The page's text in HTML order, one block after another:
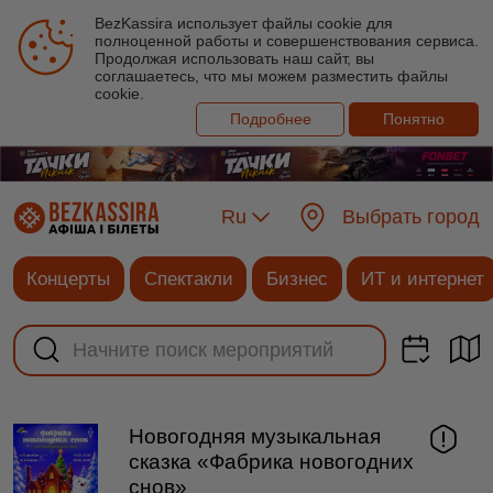
BezKassira использует файлы cookie для
полноценной работы и совершенствования сервиса.
Продолжая использовать наш сайт, вы
соглашаетесь, что мы можем разместить файлы
cookie.
Подробнее
Понятно
Ru Выбрать город
Концерты Спектакли Бизнес ИТ и интернет
Новогодняя музыкальная
сказка «Фабрика новогодних
снов»